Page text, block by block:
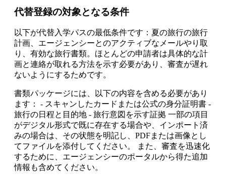
代替登録の対象となる条件
以下が代替入学パスの最低条件です：夏の旅行の旅行
計画、エージェンシーとのアクティブなメールやり取
り、有効な旅行書類。ほとんどの申請者は具体的な計
画と連絡が取れる方法を示す必要があり、審査が遅れ
ないようにするためです。
書類パッケージには、以下の内容を含める必要があり
ます： - スキャンしたカードまたは公式の身分証明書 -
旅行の日程と目的地 - 旅行意図を示す証拠 一部の項目
がデジタル形式で既に存在する場合や、インポート済
みの場合は、その状態を明記し、PDFまたは画像とし
てファイルを添付してください。 また、審査を迅速化
するために、エージェンシーのポータルから得た追加
情報も含めてください。